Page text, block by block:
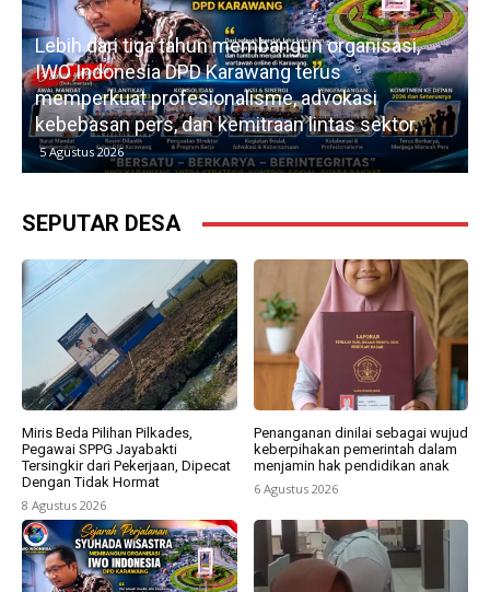
Perjuangan Hak Pendidikan Anak Kurang Mampu
di Karawang: Menembus Batas Birokrasi demi
Masa Depan Karmila
5 Agustus 2026
SEPUTAR DESA
Miris Beda Pilihan Pilkades,
Pegawai SPPG Jayabakti
Tersingkir dari Pekerjaan, Dipecat
Dengan Tidak Hormat
8 Agustus 2026
Penanganan dinilai sebagai wujud
keberpihakan pemerintah dalam
menjamin hak pendidikan anak
6 Agustus 2026